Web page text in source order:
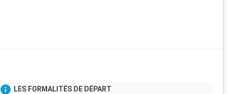
LES FORMALITÉS DE DÉPART